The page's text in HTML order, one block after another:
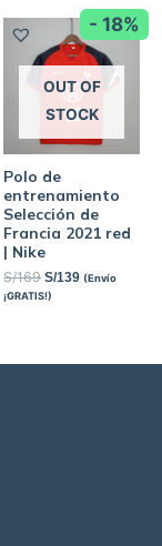
- 18%
OUT OF
STOCK
Polo de
entrenamiento
Selección de
Francia 2021 red
| Nike
S/169 S/139 (Envío
¡GRATIS!)